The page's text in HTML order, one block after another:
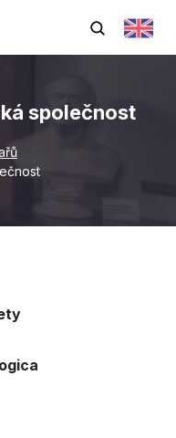
společnost